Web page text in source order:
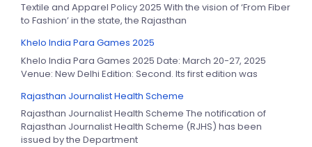
Textile and Apparel Policy 2025 With the vision of ‘From Fiber
to Fashion’ in the state, the Rajasthan
Khelo India Para Games 2025
Khelo India Para Games 2025 Date: March 20-27, 2025
Venue: New Delhi Edition: Second. Its first edition was
Rajasthan Journalist Health Scheme
Rajasthan Journalist Health Scheme The notification of
Rajasthan Journalist Health Scheme (RJHS) has been
issued by the Department